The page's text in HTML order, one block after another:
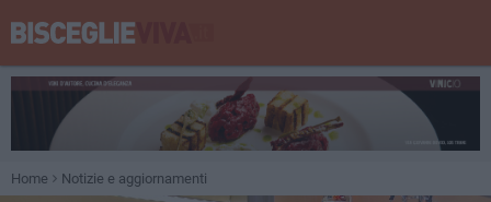
Home Notizie e aggiornamenti